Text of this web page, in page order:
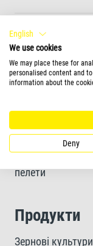
Особливо
Із формулою
Форма
пелети
Продукти
Зернові
English
We use cookies
We may place these for
personalised content and
information about the
Deny